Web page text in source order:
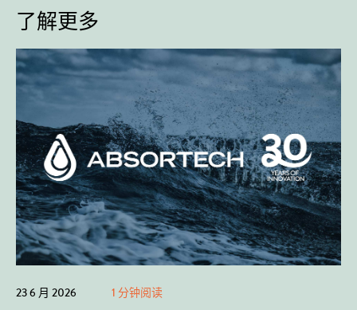
了解更多
23 6 月 2026 1 分钟阅读